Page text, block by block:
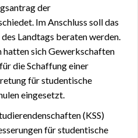
der
Im Anschluss soll das
Landtags beraten werden.
hatten sich Gewerkschaften
die Schaffung einer
für studentische
eingesetzt.
(KSS)
für studentische